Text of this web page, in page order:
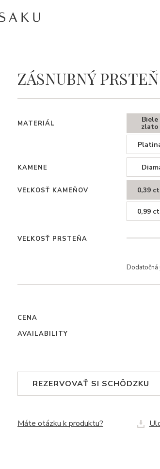
ZÁSNUBNÝ
MATERIÁL Biele
zlato
KAMENE
VEĽKOSŤ KAMEŇOV 0,39 ct
0,99 ct
VEĽKOSŤ PRSTEŇA
Dodatočná
CENA
AVAILABILITY
REZERVOVAŤ SI SCHÔDZKU
Máte otázku k produktu?